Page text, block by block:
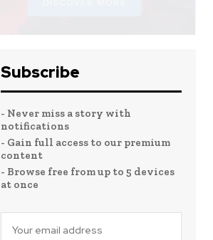
Subscribe
- Never miss a story with
notifications
- Gain full access to our premium
content
- Browse free from up to 5 devices
at once